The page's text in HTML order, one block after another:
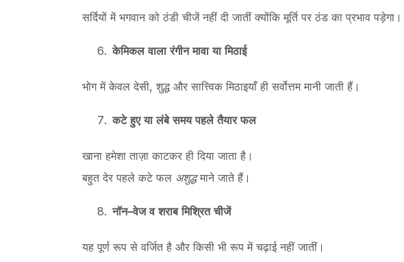
सर्दियों में भगवान को ठंडी चीजें नहीं दी जातीं क्योंकि मूर्ति पर ठंड का प्रभाव पड़ेगा।
केमिकल वाला रंगीन मावा या मिठाई
भोग में केवल देसी, शुद्ध और सात्त्विक मिठाइयाँ ही सर्वोत्तम मानी जाती हैं।
कटे हुए या लंबे समय पहले तैयार फल
खाना हमेशा ताज़ा काटकर ही दिया जाता है।
बहुत देर पहले कटे फल अशुद्धमाने जाते हैं।
नॉन–वेज व शराब मिश्रित चीजें
यह पूर्ण रूप से वर्जित है और किसी भी रूप में चढ़ाई नहीं जातीं।